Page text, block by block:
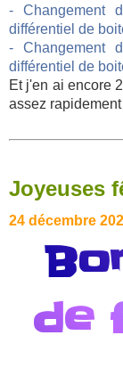
- Changement
différentiel de
- Changement
différentiel de
Et j'en ai encore
assez
Joyeuses
24 décembre
de